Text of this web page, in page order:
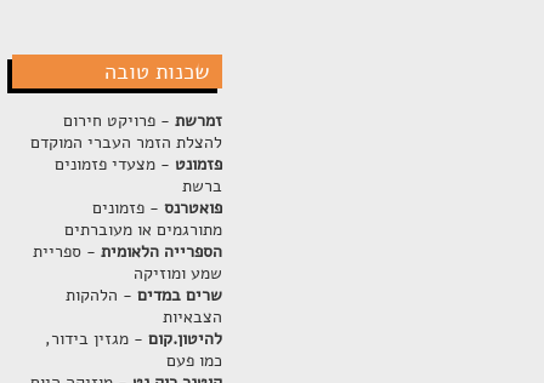
שכנות טובה
זמרשת- פרויקט חירום
להצלת הזמר העברי המוקדם
פזמונט - מצעדי פזמונים
ברשת
פואטרנס- פזמונים
מתורגמים או מעוברתים
הספרייה הלאומית- ספריית
שמע ומוזיקה
שרים במדים- הלהקות
הצבאיות
להיטון.קום- מגזין בידור,
כמו פעם